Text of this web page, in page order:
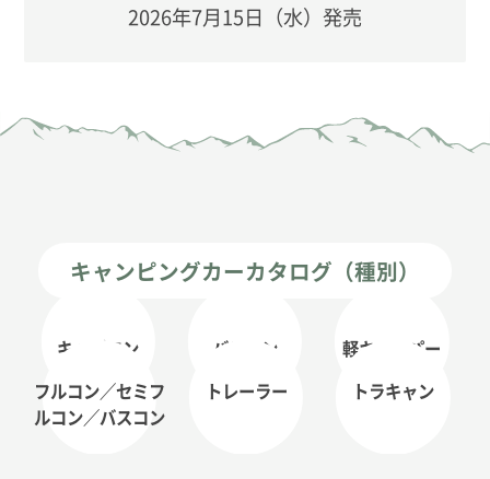
2026年7月15日（水）発売
キャンピングカーカタログ（種別）
キャブコン バンコン
軽キャンパー
フルコン／セミフ
ルコン／バスコン
トレーラー トラキャン